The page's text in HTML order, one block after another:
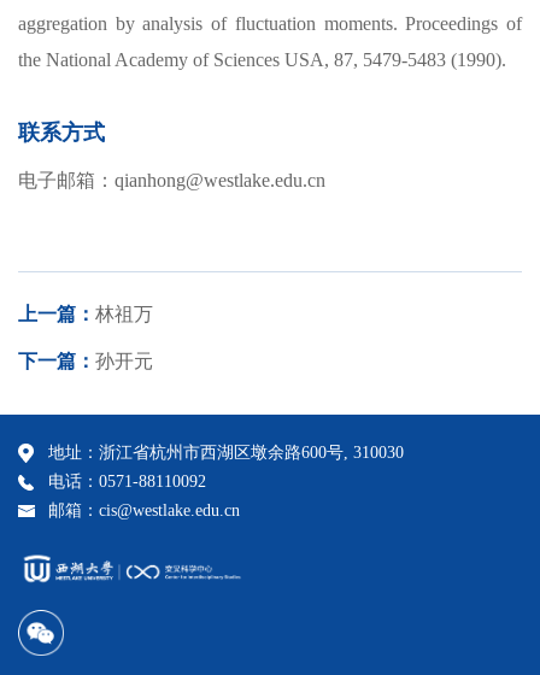
aggregation by analysis of fluctuation moments. Proceedings of
the National Academy of Sciences USA, 87, 5479-5483 (1990).
联系方式
电子邮箱： qianhong@westlake.edu.cn
上一篇： 林祖万
下一篇： 孙开元
地址：浙江省杭州市西湖区墩余路600号, 310030
电话：0571-88110092
邮箱：cis@westlake.edu.cn